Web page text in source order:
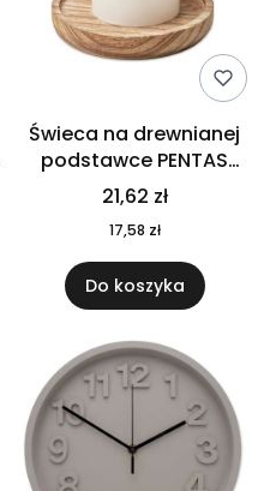
Świeca na drewnianej
podstawce PENTAS
MO6282-40
21,62 zł
17,58 zł
Do koszyka